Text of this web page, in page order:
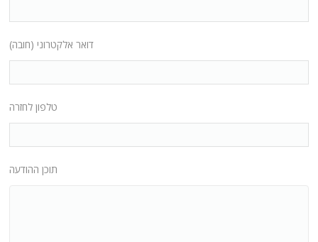
דואר אלקטרוני (חובה)
טלפון לחזרה
תוכן ההודעה